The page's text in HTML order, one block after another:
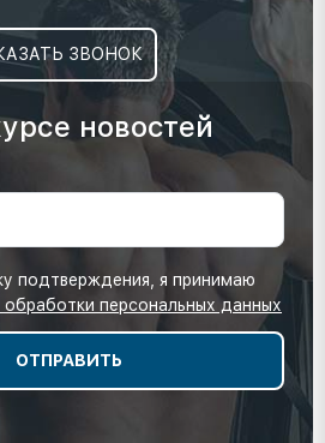
ЗВОНОК
новостей
подтверждения, я принимаю
обработки персональных данных